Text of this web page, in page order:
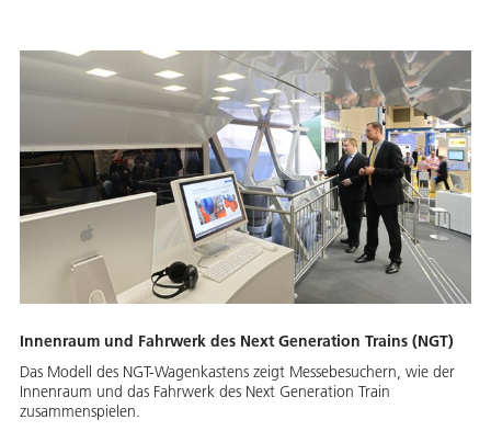
Innenraum und Fahrwerk des Next Generation Trains (NGT)
Das Modell des NGT-Wagenkastens zeigt Messebesuchern, wie der
Innenraum und das Fahrwerk des Next Generation Train
zusammenspielen.